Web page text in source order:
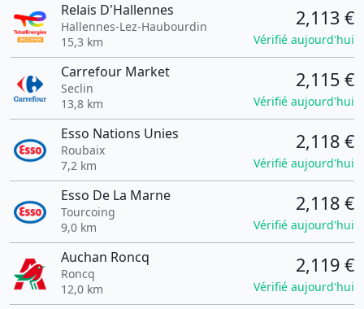
Relais D'Hallennes
Hallennes-Lez-Haubourdin
15,3 km
2,113 €
Vérifié aujourd'hui
Carrefour Market
Seclin
13,8 km
2,115 €
Vérifié aujourd'hui
Esso Nations Unies
Roubaix
7,2 km
2,118 €
Vérifié aujourd'hui
Esso De La Marne
Tourcoing
9,0 km
2,118 €
Vérifié aujourd'hui
Auchan Roncq
Roncq
12,0 km
2,119 €
Vérifié aujourd'hui